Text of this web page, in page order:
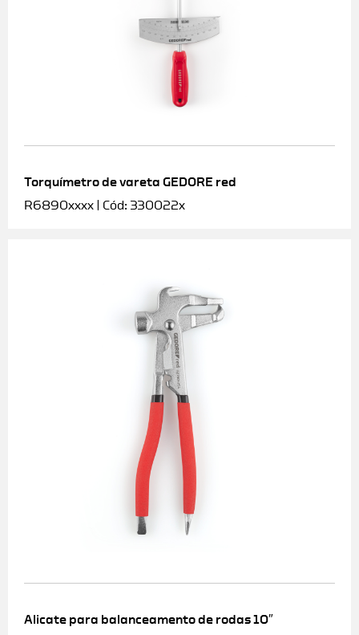
Torquímetro de vareta GEDORE red
R6890xxxx | Cód: 330022x
Alicate para balanceamento de rodas 10″